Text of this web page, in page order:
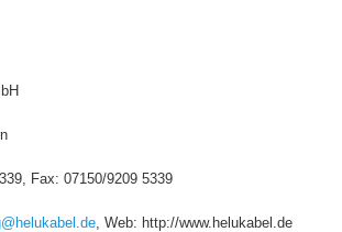
Fax: 07150/9209 5339
, Web: http://www.helukabel.de